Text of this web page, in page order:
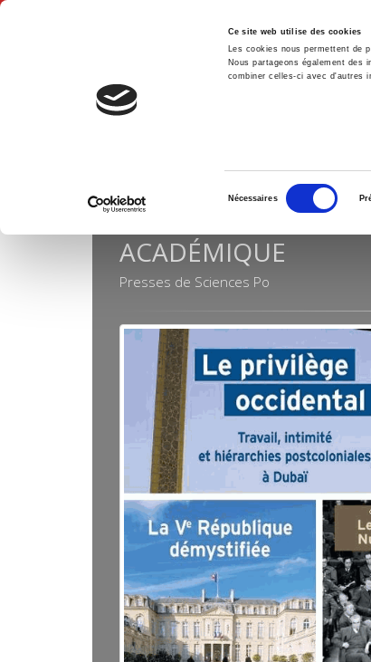
Ce site web utilise des cookies
Les cookies nous permettent de
Nous partageons également
combiner celles-ci avec d'autres
consentement
Nécessaires
ACADÉMIQUE
Presses de Sciences Po